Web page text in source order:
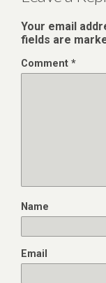
Your email
fields are
Comment *
Name
Email